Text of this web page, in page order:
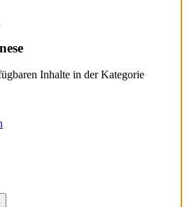
Inhalte in der Kategorie